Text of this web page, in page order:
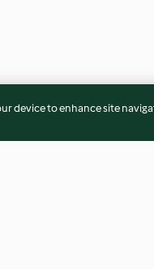
device to enhance site